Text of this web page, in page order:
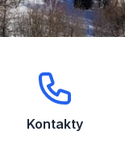
Kontakty